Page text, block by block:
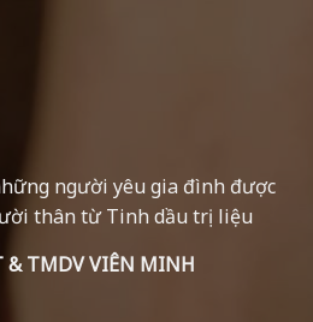
người yêu gia đình được
thân từ Tinh dầu trị liệu
& TMDV VIÊN MINH